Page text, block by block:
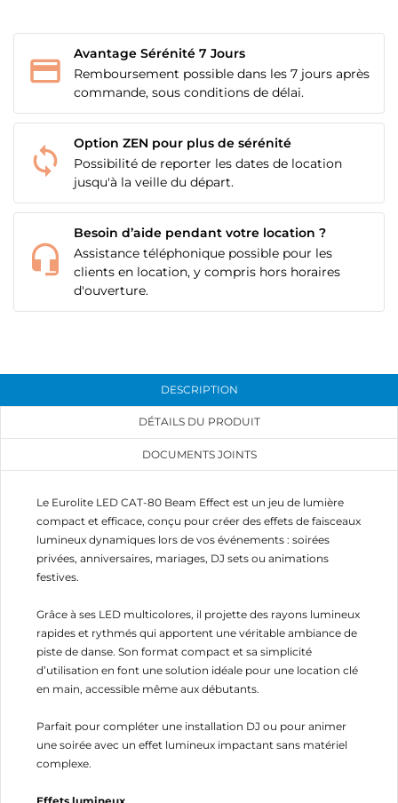
Avantage Sérénité 7 Jours
Remboursement possible dans les 7 jours après
commande, sous conditions de délai.
Option ZEN pour plus de sérénité
Possibilité de reporter les dates de location
jusqu'à la veille du départ.
Besoin d’aide pendant votre location ?
Assistance téléphonique possible pour les
clients en location, y compris hors horaires
d'ouverture.
DESCRIPTION
DÉTAILS DU PRODUIT
DOCUMENTS JOINTS
Le Eurolite LED CAT-80 Beam Effect est un jeu de lumière
compact et efficace, conçu pour créer des effets de faisceaux
lumineux dynamiques lors de vos événements : soirées
privées, anniversaires, mariages, DJ sets ou animations
festives.
Grâce à ses LED multicolores, il projette des rayons lumineux
rapides et rythmés qui apportent une véritable ambiance de
piste de danse. Son format compact et sa simplicité
d’utilisation en font une solution idéale pour une location clé
en main, accessible même aux débutants.
Parfait pour compléter une installation DJ ou pour animer
une soirée avec un effet lumineux impactant sans matériel
complexe.